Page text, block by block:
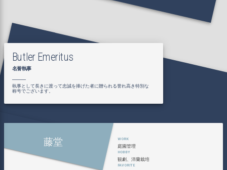
Butler Emeritus
名誉執事
執事として長きに渡って忠誠を捧げた者に贈られる誉れ高き特別な
称号でございます。
藤堂 庭園管理
観劇、洋蘭栽培